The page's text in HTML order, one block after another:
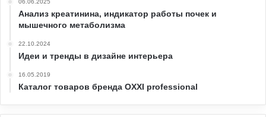
Анализ креатинина, индикатор работы почек и
мышечного метаболизма
22.10.2024
Идеи и тренды в дизайне интерьера
16.05.2019
Каталог товаров бренда OXXI professional